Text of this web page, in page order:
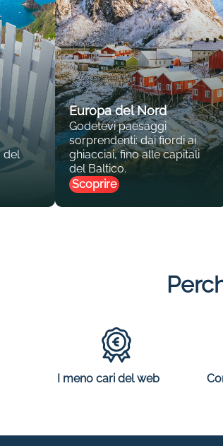
del
Europa del Nord
Godetevi paesaggi
sorprendenti: dai fiordi ai
ghiacciai, fino alle capitali
del Baltico.
Scoprire
I meno cari del web